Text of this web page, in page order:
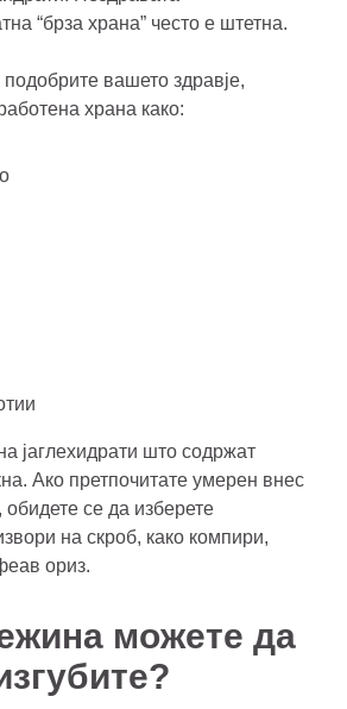
“брза храна” често е штетна.
подобрите вашето здравје,
храна како:
јаглехидрати што содржат
Ако претпочитате умерен внес
обидете се да изберете
на скроб, како компири,
ориз.
можете да